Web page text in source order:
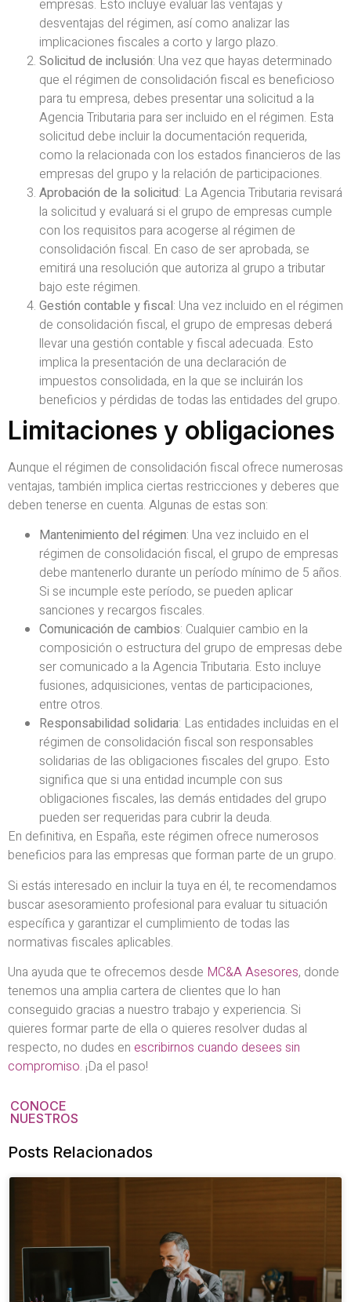
empresas. Esto incluye evaluar las ventajas y
desventajas del régimen, así como analizar las
implicaciones fiscales a corto y largo plazo.
Solicitud de inclusión: Una vez que hayas determinado
que el régimen de consolidación fiscal es beneficioso
para tu empresa, debes presentar una solicitud a la
Agencia Tributaria para ser incluido en el régimen. Esta
solicitud debe incluir la documentación requerida,
como la relacionada con los estados financieros de las
empresas del grupo y la relación de participaciones.
Aprobación de la solicitud: La Agencia Tributaria revisará
la solicitud y evaluará si el grupo de empresas cumple
con los requisitos para acogerse al régimen de
consolidación fiscal. En caso de ser aprobada, se
emitirá una resolución que autoriza al grupo a tributar
bajo este régimen.
Gestión contable y fiscal: Una vez incluido en el régimen
de consolidación fiscal, el grupo de empresas deberá
llevar una gestión contable y fiscal adecuada. Esto
implica la presentación de una declaración de
impuestos consolidada, en la que se incluirán los
beneficios y pérdidas de todas las entidades del grupo.
Limitaciones y obligaciones
Aunque el régimen de consolidación fiscal ofrece numerosas
ventajas, también implica ciertas restricciones y deberes que
deben tenerse en cuenta. Algunas de estas son:
Mantenimiento del régimen: Una vez incluido en el
régimen de consolidación fiscal, el grupo de empresas
debe mantenerlo durante un período mínimo de 5 años.
Si se incumple este período, se pueden aplicar
sanciones y recargos fiscales.
Comunicación de cambios: Cualquier cambio en la
composición o estructura del grupo de empresas debe
ser comunicado a la Agencia Tributaria. Esto incluye
fusiones, adquisiciones, ventas de participaciones,
entre otros.
Responsabilidad solidaria: Las entidades incluidas en el
régimen de consolidación fiscal son responsables
solidarias de las obligaciones fiscales del grupo. Esto
significa que si una entidad incumple con sus
obligaciones fiscales, las demás entidades del grupo
pueden ser requeridas para cubrir la deuda.
En definitiva, en España, este régimen ofrece numerosos
beneficios para las empresas que forman parte de un grupo.
Si estás interesado en incluir la tuya en él, te recomendamos
buscar asesoramiento profesional para evaluar tu situación
específica y garantizar el cumplimiento de todas las
normativas fiscales aplicables.
Una ayuda que te ofrecemos desde MC&A Asesores, donde
tenemos una amplia cartera de clientes que lo han
conseguido gracias a nuestro trabajo y experiencia. Si
quieres formar parte de ella o quieres resolver dudas al
respecto, no dudes en escribirnos cuando desees sin
compromiso. ¡Da el paso!
CONOCE
NUESTROS
Posts Relacionados